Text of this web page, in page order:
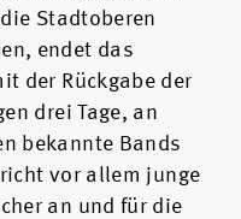
Stadtoberen
endet das
der Rückgabe der
drei Tage, an
bekannte Bands
vor allem junge
an und für die